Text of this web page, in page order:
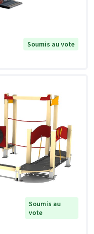
Soumis au vote
Soumis au
vote